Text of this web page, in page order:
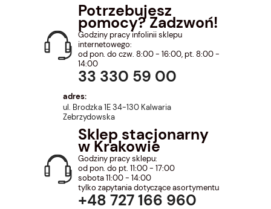
Potrzebujesz
pomocy? Zadzwoń!
Godziny pracy infolinii sklepu
internetowego:
od pon. do czw. 8:00 - 16:00, pt. 8:00 -
14:00
33 330 59 00
adres:
ul. Brodzka 1E 34-130 Kalwaria
Zebrzydowska
Sklep stacjonarny
w Krakowie
Godziny pracy sklepu:
od pon. do pt. 11:00 - 17:00
sobota 11:00 - 14:00
tylko zapytania dotyczące asortymentu
+48 727 166 960